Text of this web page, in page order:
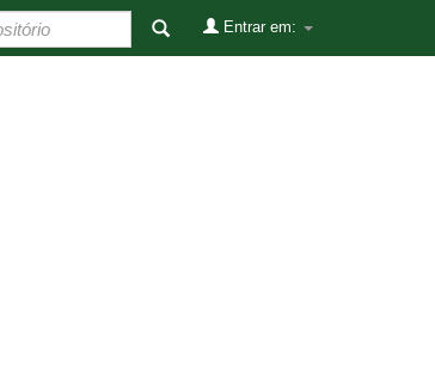
Entrar em: